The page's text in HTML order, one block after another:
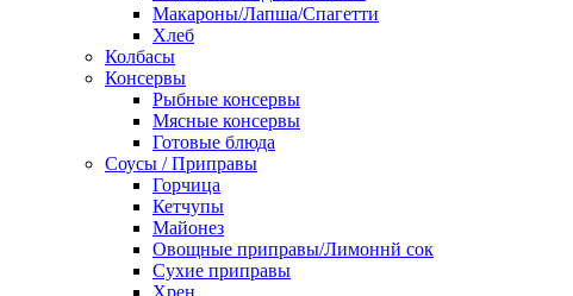
Макароны/Лапша/Спагетти
Хлеб
Колбасы
Консервы
Рыбные консервы
Мясные консервы
Готовые блюда
Соусы / Приправы
Горчица
Кетчупы
Майонез
Овощные приправы/Лимоннй сок
Сухие приправы
Хрен